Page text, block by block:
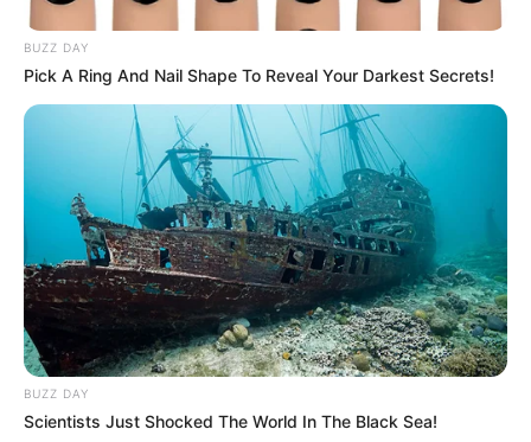
Participe do nosso grupo do
WhatsApp!
Fique informado em tempo real sobre as principais
notícias de Paraguaçu Paulista e região
Clique aqui para entrar no grupo
BUZZ DAY
Pick A Ring And Nail Shape To Reveal Your Darkest Secrets!
BUZZ DAY
Scientists Just Shocked The World In The Black Sea!